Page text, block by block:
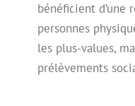
bénéficient d’une
personnes
les plus-values,
prélèvements